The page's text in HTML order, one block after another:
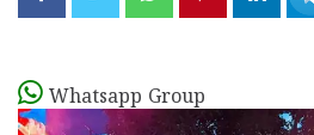
Whatsapp Group